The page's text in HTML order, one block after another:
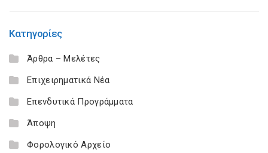
Κατηγορίες
Άρθρα – Μελέτες
Επιχειρηματικά Νέα
Επενδυτικά Προγράμματα
Άποψη
Φορολογικό Αρχείο